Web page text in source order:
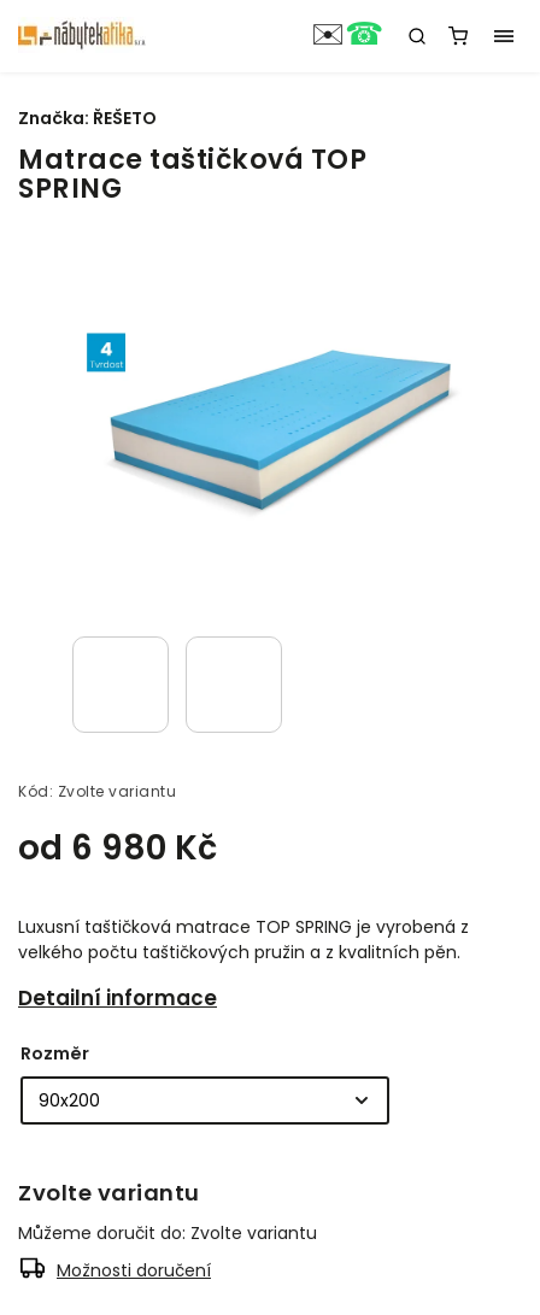
Matrace taštičková TOP
SPRING
Kód: Zvolte variantu
od 6 980 Kč
Luxusní taštičková matrace TOP SPRING je vyrobená z
velkého počtu taštičkových pružin a z kvalitních pěn.
Detailní informace
Značka: ŘEŠETO
Rozměr
Zvolte variantu
Můžeme doručit do: Zvolte variantu
Možnosti doručení
✉️☎